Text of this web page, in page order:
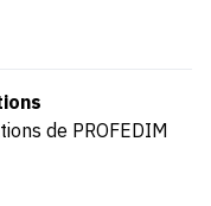
de PROFEDIM